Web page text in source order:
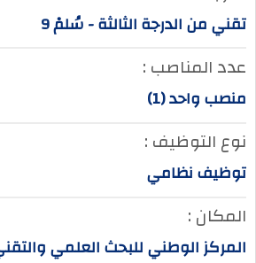
تقني من الدرجة الثالثة - سُلمْ 9
عدد المناصب :
منصب واحد (1)
نوع التوظيف :
توظيف نظامي
المكان :
المركز الوطني للبحث العلمي والتقني